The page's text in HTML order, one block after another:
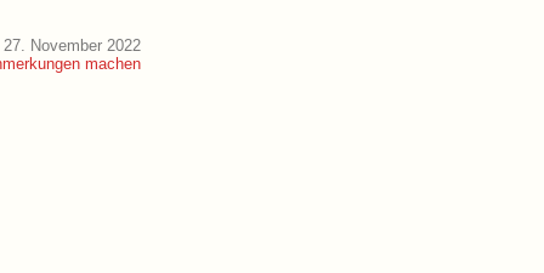
November 2022